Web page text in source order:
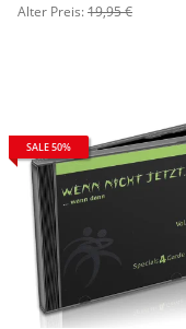
Alter Preis:19,95 €
SALE 50%